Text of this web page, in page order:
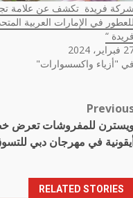
شركة فريدة تكشف عن علامة
للعطور في الإمارات العربية
فريدة “
2024
في "أزياء واكسسوارات"
للمفروشات تعرض
في مهرجان دبي
RELATED STORIES